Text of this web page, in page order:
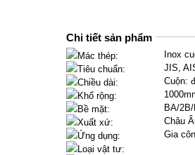
Chi tiết sản phẩm
Mác thép:
Inox
Tiêu chuẩn:
JIS,
Chiều dài:
Cuộn:
Khổ rộng:
Bề mặt:
BA/
Xuất xứ:
Châu
Ứng dụng:
Gia
Loại vật tư: